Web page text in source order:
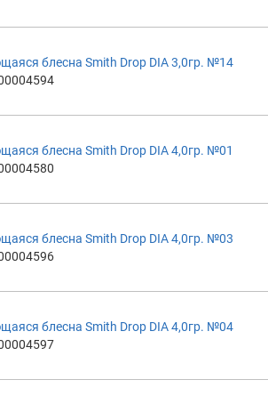
блесна Smith Drop DIA 3,0гр. №14
блесна Smith Drop DIA 4,0гр. №01
блесна Smith Drop DIA 4,0гр. №03
блесна Smith Drop DIA 4,0гр. №04